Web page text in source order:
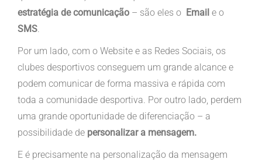
estratégia de comunicação– são eles o Email e o
SMS.
Por um lado, com o Website e as Redes Sociais, os
clubes desportivos conseguem um grande alcance e
podem comunicar de forma massiva e rápida com
toda a comunidade desportiva. Por outro lado, perdem
uma grande oportunidade de diferenciação – a
possibilidade de personalizar a mensagem.
E é precisamente na personalização da mensagem